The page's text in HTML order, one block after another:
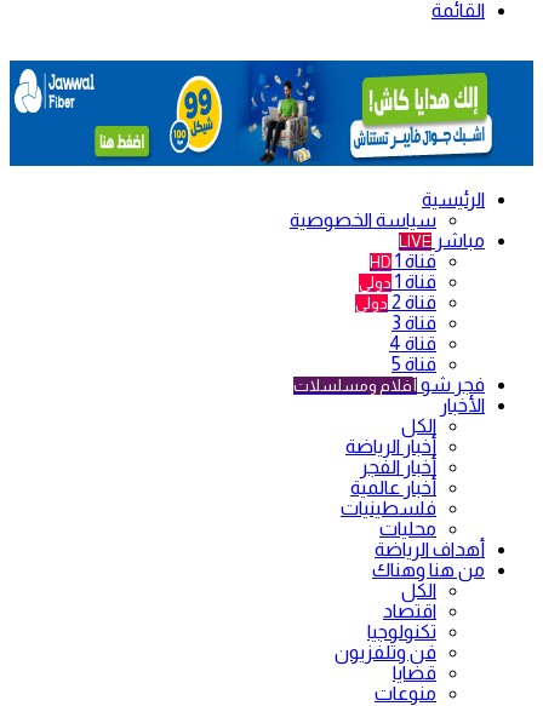
القائمة
الرئيسية
سياسة الخصوصية
مباشر LIVE
قناة 1 HD
قناة 1 دولي
قناة 2 دولي
قناة 3
قناة 4
قناة 5
فجر شو أفلام ومسلسلات
الأخبار
الكل
أخبار الرياضة
أخبار الفجر
أخبار عالمية
فلسطينيات
محليات
أهداف الرياضة
من هنا وهناك
الكل
اقتصاد
تكنولوجيا
فن وتلفزيون
قضايا
منوعات